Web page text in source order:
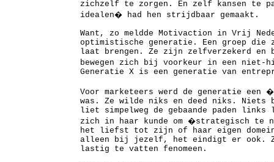
zichzelf te zorgen. En zelf kansen te
idealen� had hen strijdbaar gemaakt.
Want, zo meldde Motivaction in Vrij
optimistische generatie. Een groep die
laat brengen. Ze zijn zelfverzekerd en
bewegen zich bij voorkeur in een niet-
Generatie X is een generatie van
Voor marketeers werd de generatie een
was. Ze wilde niks en deed niks. Niets
liet simpelweg de gebaande paden
zich in haar kunde om �strategisch te
het liefst tot zijn of haar eigen
alleen bij jezelf, het eindigt er ook.
lastig te vatten fenomeen.